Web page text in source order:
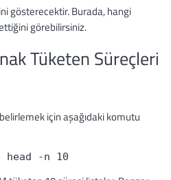
gösterecektir. Burada, hangi
görebilirsiniz.
Tüketen Süreçleri
için aşağıdaki komutu
head -n 10